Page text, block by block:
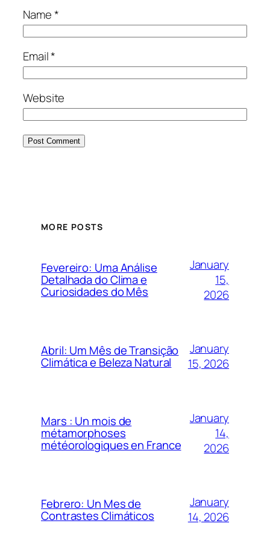
Name*
Email*
Website
MORE POSTS
Fevereiro: Uma Análise
Detalhada do Clima e
Curiosidades do Mês
January
15,
2026
Abril: Um Mês de Transição
Climática e Beleza Natural
January
15, 2026
Mars : Un mois de
métamorphoses
météorologiques en France
January
14,
2026
Febrero: Un Mes de
Contrastes Climáticos
January
14, 2026